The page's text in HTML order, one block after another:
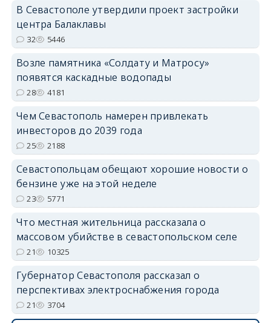
В Севастополе утвердили проект застройки
центра Балаклавы
32 5446
Возле памятника «Солдату и Матросу»
появятся каскадные водопады
28 4181
Чем Севастополь намерен привлекать
инвесторов до 2039 года
25 2188
Севастопольцам обещают хорошие новости о
бензине уже на этой неделе
23 5771
Что местная жительница рассказала о
массовом убийстве в севастопольском селе
21 10325
Губернатор Севастополя рассказал о
перспективах электроснабжения города
21 3704